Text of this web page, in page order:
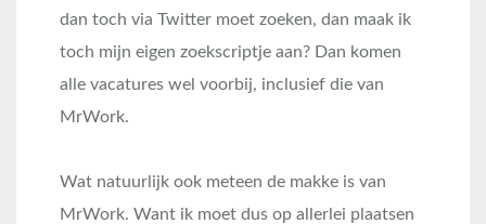
dan toch via Twitter moet zoeken, dan maak ik
toch mijn eigen zoekscriptje aan? Dan komen
alle vacatures wel voorbij, inclusief die van
MrWork.
Wat natuurlijk ook meteen de makke is van
MrWork. Want ik moet dus op allerlei plaatsen